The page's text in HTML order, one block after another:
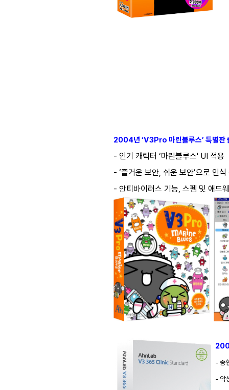
2004년 ‘V3Pro 마린블루스’ 특별판
- 인기 캐릭터 ‘마린블루스' UI 적용
- ‘즐거운 보안, 쉬운 보안’으로 인
- 안티바이러스 기능, 스펨 및 애
- 종
- 악